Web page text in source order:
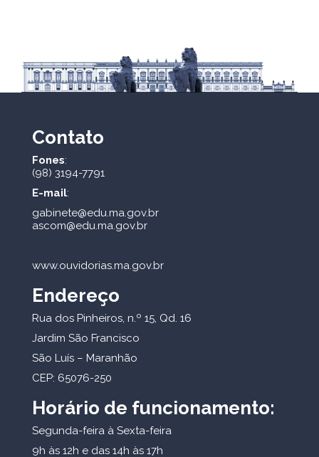
Contato
Fones:
(98) 3194-7791
E-mail:
gabinete@edu.ma.gov.br
ascom@edu.ma.gov.br
www.ouvidorias.ma.gov.br
Endereço
Rua dos Pinheiros, n.º 15, Qd. 16
Jardim São Francisco
São Luís – Maranhão
CEP: 65076-250
Horário de funcionamento:
Segunda-feira à Sexta-feira
9h às 12h e das 14h às 17h